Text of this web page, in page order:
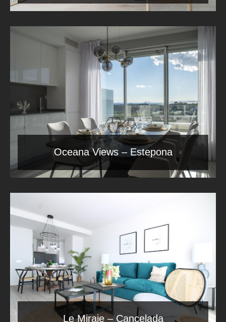
Oceana Views – Estepona
Le Miraje – Cancelada